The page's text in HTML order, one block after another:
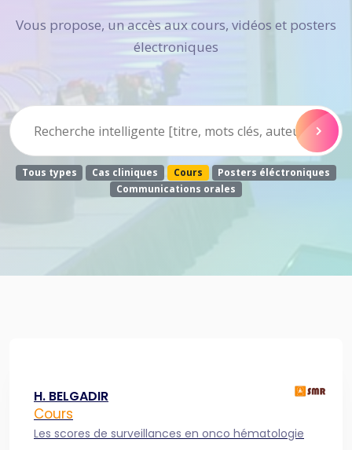
Vous propose, un accès aux cours, vidéos et posters
électroniques
Tous types Cas cliniques Cours
Posters éléctroniques
Communications orales
H. BELGADIR
Cours
Les scores de surveillances en onco hématologie